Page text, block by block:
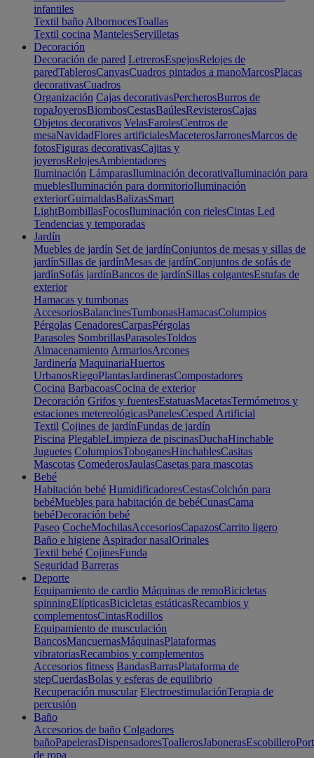
infantiles
Textil baño AlbornocesToallas
Textil cocina MantelesServilletas
Decoración
Decoración de pared LetrerosEspejosRelojes de
paredTablerosCanvasCuadros pintados a manoMarcosPlacas
decorativasCuadros
Organización Cajas decorativasPercherosBurros de
ropaJoyerosBiombosCestasBaúlesRevisterosCajas
Objetos decorativos VelasFarolesCentros de
mesaNavidadFlores artificialesMaceterosJarronesMarcos de
fotosFiguras decorativasCajitas y
joyerosRelojesAmbientadores
Iluminación LámparasIluminación decorativaIluminación para
mueblesIluminación para dormitorioIluminación
exteriorGuirnaldasBalizasSmart
LightBombillasFocosIluminación con rielesCintas Led
Tendencias y temporadas
Jardín
Muebles de jardín Set de jardínConjuntos de mesas y sillas de
jardínSillas de jardínMesas de jardínConjuntos de sofás de
jardínSofás jardínBancos de jardínSillas colgantesEstufas de
exterior
Hamacas y tumbonas
AccesoriosBalancinesTumbonasHamacasColumpios
Pérgolas CenadoresCarpasPérgolas
Parasoles SombrillasParasolesToldos
Almacenamiento ArmariosArcones
Jardinería MaquinariaHuertos
UrbanosRiegoPlantasJardinerasCompostadores
Cocina BarbacoasCocina de exterior
Decoración Grifos y fuentesEstatuasMacetasTermómetros y
estaciones metereológicasPanelesCesped Artificial
Textil Cojines de jardínFundas de jardín
Piscina PlegableLimpieza de piscinasDuchaHinchable
Juguetes ColumpiosToboganesHinchablesCasitas
Mascotas ComederosJaulasCasetas para mascotas
Bebé
Habitación bebé HumidificadoresCestasColchón para
bebéMuebles para habitación de bebéCunasCama
bebéDecoración bebé
Paseo CocheMochilasAccesoriosCapazosCarrito ligero
Baño e higiene Aspirador nasalOrinales
Textil bebé CojinesFunda
Seguridad Barreras
Deporte
Equipamiento de cardio Máquinas de remoBicicletas
spinningElípticasBicicletas estáticasRecambios y
complementosCintasRodillos
Equipamiento de musculación
BancosMancuernasMáquinasPlataformas
vibratoriasRecambios y complementos
Accesorios fitness BandasBarrasPlataforma de
stepCuerdasBolas y esferas de equilibrio
Recuperación muscular ElectroestimulaciónTerapia de
percusión
Baño
Accesorios de baño Colgadores
bañoPapelerasDispensadoresToallerosJabonerasEscobillero
de ropa